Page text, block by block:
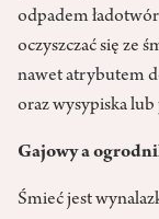
odpadem
oczyszczać się ze
nawet atrybutem
oraz wysypiska
Gajowy a
Śmieć jest